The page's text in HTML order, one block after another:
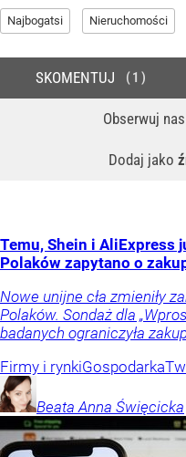
Najbogatsi Nieruchomości
Obserwuj nas
Dodaj jako
SKOMENTUJ 1
Temu, Shein i AliExpress
Polaków zapytano o
Nowe unijne cła zmieniły
Polaków. Sondaż dla
badanych ograniczyła
Firmy i rynkiGospodarka
Beata Anna Święcicka